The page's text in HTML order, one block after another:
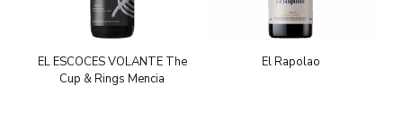
EL ESCOCES VOLANTE The
Cup & Rings Mencia
El Rapolao